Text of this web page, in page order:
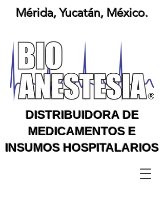
DISTRIBUIDORA DE
MEDICAMENTOS E
INSUMOS HOSPITALARIOS
Mérida, Yucatán, México.